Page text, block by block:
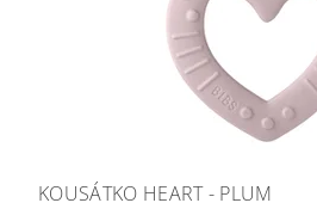
KOUSÁTKO HEART - PLUM